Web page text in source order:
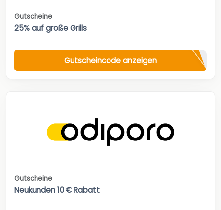
Gutscheine
25% auf große Grills
Gutscheincode anzeigen
Gutscheine
Neukunden 10 € Rabatt